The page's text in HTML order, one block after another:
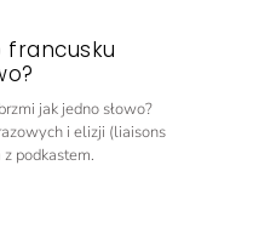
francusku
jak jedno słowo?
i elizji (liaisons
podkastem.